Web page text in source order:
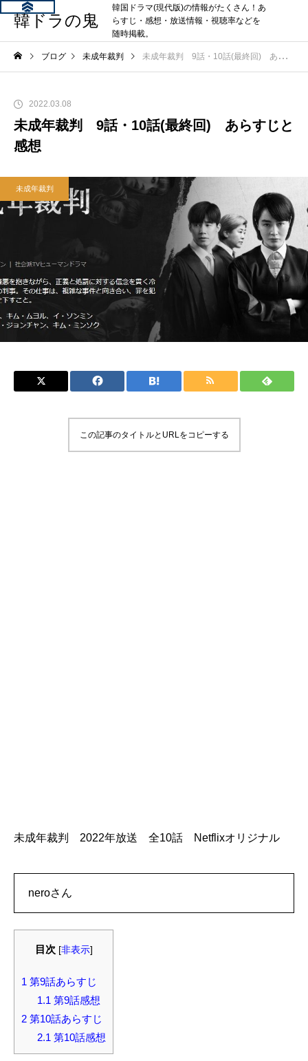
韓ドラの鬼
韓国ドラマ(現代版)の情報がたくさん！あ
らすじ・感想・放送情報・視聴率などを
随時掲載。
ブログ 未成年裁判 未成年裁判 9話・10話(最終回) あらすじと感想
2022.03.08
未成年裁判 9話・10話(最終回) あらすじと
感想
未成年裁判
この記事のタイトルとURLをコピーする
未成年裁判 2022年放送 全10話 Netflixオリジナル
neroさん
目次 [非表示]
1 第9話あらすじ
1.1 第9話感想
2 第10話あらすじ
2.1 第10話感想